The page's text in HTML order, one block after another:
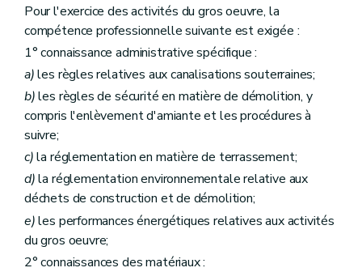
Pour l'exercice des activités du gros oeuvre, la
compétence professionnelle suivante est exigée :
1° connaissance administrative spécifique :
a)les règles relatives aux canalisations souterraines;
b)les règles de sécurité en matière de démolition, y
compris l'enlèvement d'amiante et les procédures à
suivre;
c)la réglementation en matière de terrassement;
d)la réglementation environnementale relative aux
déchets de construction et de démolition;
e)les performances énergétiques relatives aux activités
du gros oeuvre;
2° connaissances des matériaux :